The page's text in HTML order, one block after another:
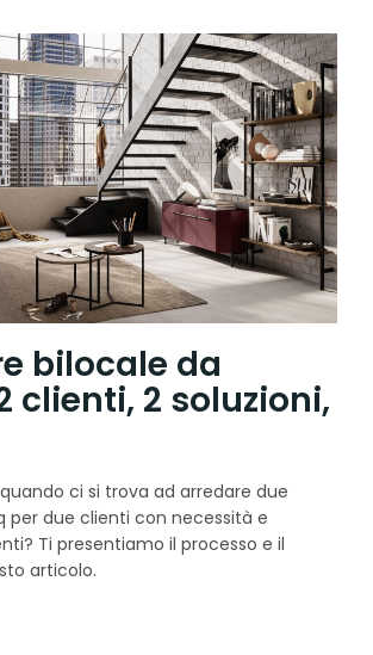
bilocale da
clienti, 2 soluzioni,
ci si trova ad arredare due
per due clienti con necessità e
Ti presentiamo il processo e il
articolo.